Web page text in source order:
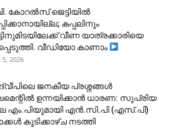
കോറൽസ് ജെട്ടിയിൽ
കപ്പലിനും
വീണ യാത്രക്കാരിയെ
വീഡിയോ കാണാം
2026
ജനകീയ പ്രശ്നങ്ങൾ
ഉന്നയിക്കാൻ ധാരണ: സുപ്രിയ
എം.പിയുമായി എൻ.സി.പി (എസ്.പി)
കൂടിക്കാഴ്ച നടത്തി